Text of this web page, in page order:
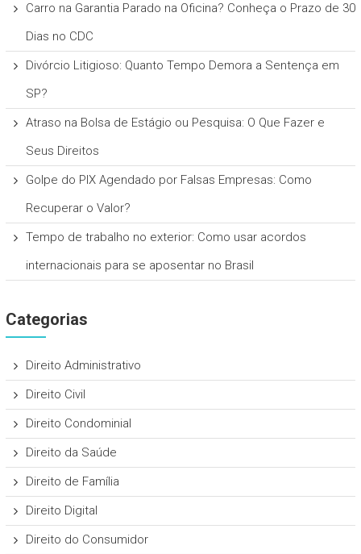
Carro na Garantia Parado na Oficina? Conheça o Prazo de 30
Dias no CDC
Divórcio Litigioso: Quanto Tempo Demora a Sentença em
SP?
Atraso na Bolsa de Estágio ou Pesquisa: O Que Fazer e
Seus Direitos
Golpe do PIX Agendado por Falsas Empresas: Como
Recuperar o Valor?
Tempo de trabalho no exterior: Como usar acordos
internacionais para se aposentar no Brasil
Categorias
Direito Administrativo
Direito Civil
Direito Condominial
Direito da Saúde
Direito de Família
Direito Digital
Direito do Consumidor